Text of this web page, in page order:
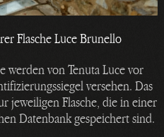
Flasche Luce Brunello
werden von Tenuta Luce vor
versehen. Das
jeweiligen Flasche, die in einer
Datenbank gespeichert sind.